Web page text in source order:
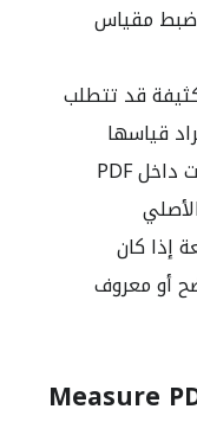
ضبط مقياس
قد تتطلب
قياسها
القياسات تُحفظ كتوضيحات داخل PDF
إذا كان
أو معروف